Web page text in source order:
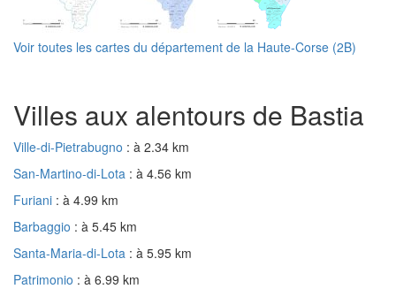
Voir toutes les cartes du département de la Haute-Corse (2B)
Villes aux alentours de Bastia
Ville-di-Pietrabugno : à 2.34 km
San-Martino-di-Lota : à 4.56 km
Furiani : à 4.99 km
Barbaggio : à 5.45 km
Santa-Maria-di-Lota : à 5.95 km
Patrimonio : à 6.99 km